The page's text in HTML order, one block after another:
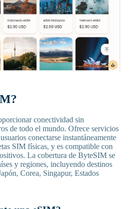
conectividad sin
de todo el mundo. Ofrece servicios
conectarse instantáneamente
SIM físicas, y es compatible con
La cobertura de ByteSIM se
y regiones, incluyendo destinos
Corea, Singapur, Estados